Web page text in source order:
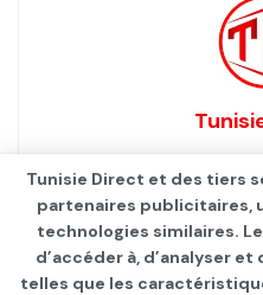
Tunisie Direct et des tiers
partenaires publicitaires,
technologies similaires.
d’accéder à, d’analyser
telles que les